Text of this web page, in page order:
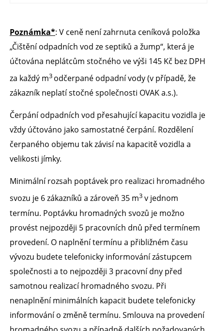
Poznámka*: V ceně není zahrnuta ceníková položka
„Čištění odpadních vod ze septiků a žump“, která je
účtována neplátcům stočného ve výši 145 Kč bez DPH
za každý m3 odčerpané odpadní vody (v případě, že
zákazník neplatí stočné společnosti OVAK a.s.).
Čerpání odpadních vod přesahující kapacitu vozidla je
vždy účtováno jako samostatné čerpání. Rozdělení
čerpaného objemu tak závisí na kapacitě vozidla a
velikosti jímky.
Minimální rozsah poptávek pro realizaci hromadného
svozu je 6 zákazníků a zároveň 35 m3 v jednom
termínu. Poptávku hromadných svozů je možno
provést nejpozději 5 pracovních dnů před termínem
provedení. O naplnění termínu a přibližném času
vývozu budete telefonicky informování zástupcem
společnosti a to nejpozději 3 pracovní dny před
samotnou realizací hromadného svozu. Při
nenaplnění minimálních kapacit budete telefonicky
informování o změně termínu. Smlouva na provedení